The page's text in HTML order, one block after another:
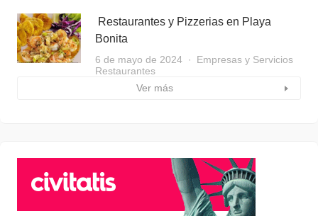
Restaurantes y Pizzerias en Playa
Bonita
6 de mayo de 2024
Empresas y Servicios
Restaurantes
Ver más